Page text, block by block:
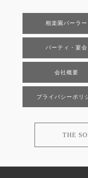
相楽園パーラー
パーティ・宴会
会社概要
プライバシーポリ
THE